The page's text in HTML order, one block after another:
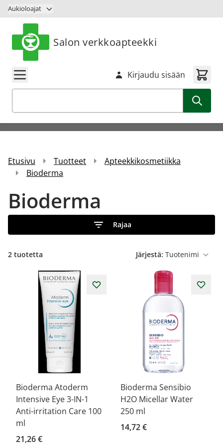
Siirry sisältöön
Aukioloajat
Salon verkkoapteekki
Kirjaudu sisään
Etusivu Tuotteet
Apteekkikosmetiikka
Bioderma
Bioderma
Rajaa
2 tuotetta Järjestä:
Bioderma Atoderm
Intensive Eye 3-IN-1
Anti-irritation Care 100
ml
21,26 €
Bioderma Sensibio
H2O Micellar Water
250 ml
14,72 €